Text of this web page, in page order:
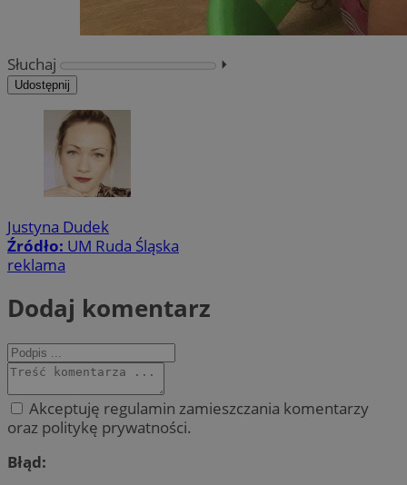
Słuchaj ⏵︎
Udostępnij
Justyna Dudek
Źródło: UM Ruda Śląska
reklama
Dodaj komentarz
Akceptuję regulamin zamieszczania komentarzy
oraz politykę prywatności.
Błąd: